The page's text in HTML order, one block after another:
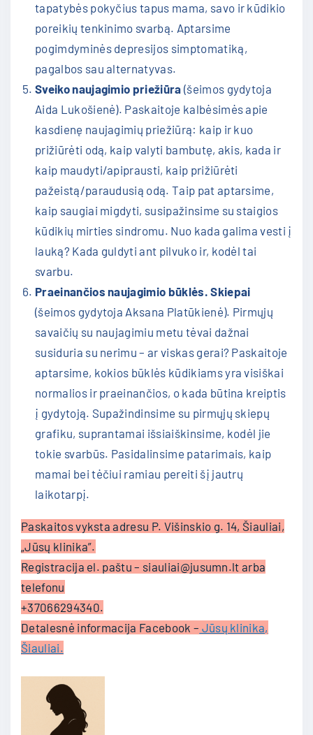
tapatybės pokyčius tapus mama, savo ir kūdikio
poreikių tenkinimo svarbą. Aptarsime
pogimdyminės depresijos simptomatiką,
pagalbos sau alternatyvas.
Sveiko naujagimio priežiūra (šeimos gydytoja
Aida Lukošienė). Paskaitoje kalbėsimės apie
kasdienę naujagimių priežiūrą: kaip ir kuo
prižiūrėti odą, kaip valyti bambutę, akis, kada ir
kaip maudyti/apiprausti, kaip prižiūrėti
pažeistą/paraudusią odą. Taip pat aptarsime,
kaip saugiai migdyti, susipažinsime su staigios
kūdikių mirties sindromu. Nuo kada galima vesti į
lauką? Kada guldyti ant pilvuko ir, kodėl tai
svarbu.
Praeinančios naujagimio būklės. Skiepai
(šeimos gydytoja Aksana Platūkienė). Pirmųjų
savaičių su naujagimiu metu tėvai dažnai
susiduria su nerimu – ar viskas gerai? Paskaitoje
aptarsime, kokios būklės kūdikiams yra visiškai
normalios ir praeinančios, o kada būtina kreiptis
į gydytoją. Supažindinsime su pirmųjų skiepų
grafiku, suprantamai išsiaiškinsime, kodėl jie
tokie svarbūs. Pasidalinsime patarimais, kaip
mamai bei tėčiui ramiau pereiti šį jautrų
laikotarpį.
Paskaitos vyksta adresu P. Višinskio g. 14, Šiauliai,
„Jūsų klinika”.
Registracija el. paštu – siauliai@jusumn.lt arba
telefonu
+37066294340.
Detalesnė informacija Facebook – Jūsų klinika,
Šiauliai.